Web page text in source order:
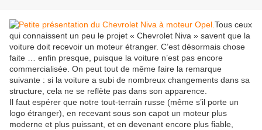
Tous ceux
qui connaissent un peu le projet « Chevrolet Niva » savent que la
voiture doit recevoir un moteur étranger. C’est désormais chose
faite … enfin presque, puisque la voiture n’est pas encore
commercialisée. On peut tout de même faire la remarque
suivante : si la voiture a subi de nombreux changements dans sa
structure, cela ne se reflète pas dans son apparence.
Il faut espérer que notre tout-terrain russe (même s’il porte un
logo étranger), en recevant sous son capot un moteur plus
moderne et plus puissant, et en devenant encore plus fiable,